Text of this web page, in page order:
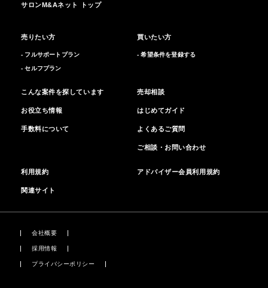
サロンM&Aネット トップ
売りたい方
- フルサポートプラン
- セルフプラン
買いたい方
- 希望条件を登録する
こんな案件を探しています
お役立ち情報
手数料について
売却相談
はじめてガイド
よくあるご質問
ご相談・お問い合わせ
利用規約 アドバイザー会員利用規約
関連サイト
会社概要
採用情報
プライバシーポリシー